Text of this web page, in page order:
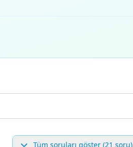
Tüm soruları göster (21 soru)